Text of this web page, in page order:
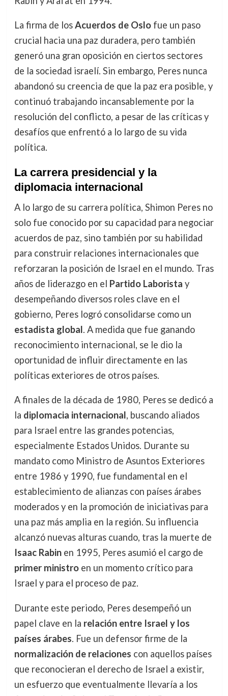
La firma de losAcuerdos de Oslofue un paso
crucial hacia una paz duradera, pero también
generó una gran oposición en ciertos sectores
de la sociedad israelí. Sin embargo, Peres nunca
abandonó su creencia de que la paz era posible, y
continuó trabajando incansablemente por la
resolución del conflicto, a pesar de las críticas y
desafíos que enfrentó a lo largo de su vida
política.
La carrera presidencial y la
diplomacia internacional
A lo largo de su carrera política, Shimon Peres no
solo fue conocido por su capacidad para negociar
acuerdos de paz, sino también por su habilidad
para construir relaciones internacionales que
reforzaran la posición de Israel en el mundo. Tras
años de liderazgo en el Partido Laborista y
desempeñando diversos roles clave en el
gobierno, Peres logró consolidarse como un
estadista global. A medida que fue ganando
reconocimiento internacional, se le dio la
oportunidad de influir directamente en las
políticas exteriores de otros países.
A finales de la década de 1980, Peres se dedicó a
la diplomacia internacional, buscando aliados
para Israel entre las grandes potencias,
especialmente Estados Unidos. Durante su
mandato como Ministro de Asuntos Exteriores
entre 1986 y 1990, fue fundamental en el
establecimiento de alianzas con países árabes
moderados y en la promoción de iniciativas para
una paz más amplia en la región. Su influencia
alcanzó nuevas alturas cuando, tras la muerte de
Isaac Rabinen 1995, Peres asumió el cargo de
primer ministroen un momento crítico para
Israel y para el proceso de paz.
Durante este periodo, Peres desempeñó un
papel clave en la relación entre Israel y los
países árabes. Fue un defensor firme de la
normalización de relaciones con aquellos países
que reconocieran el derecho de Israel a existir,
un esfuerzo que eventualmente llevaría a los